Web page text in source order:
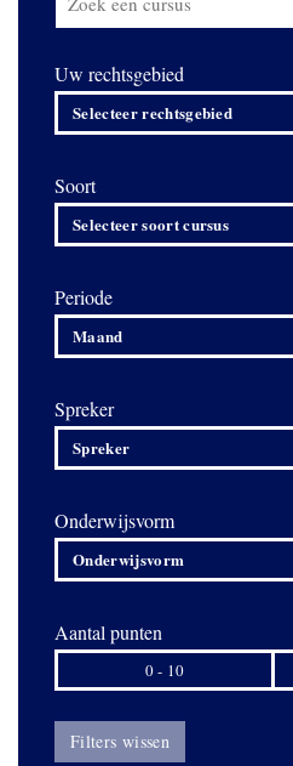
Uw rechtsgebied
Selecteer rechtsgebied
Soort
Selecteer soort cursus
Periode
Maand
Spreker
Spreker
Onderwijsvorm
Onderwijsvorm
Aantal punten
0 - 10
Filters wissen